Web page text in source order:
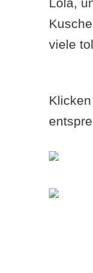
viele